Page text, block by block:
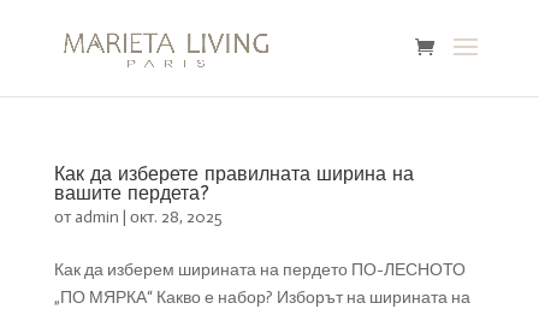
Как да изберете правилната ширина на
вашите пердета?
отadmin | окт. 28, 2025
Как да изберем ширината на пердето ПО-ЛЕСНОТО
„ПО МЯРКА“ Какво е набор? Изборът на ширината на